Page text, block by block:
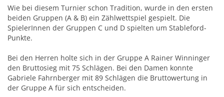
Wie bei diesem Turnier schon Tradition, wurde in den ersten
beiden Gruppen (A & B) ein Zählwettspiel gespielt. Die
SpielerInnen der Gruppen C und D spielten um Stableford-
Punkte.
Bei den Herren holte sich in der Gruppe A Rainer Winninger
den Bruttosieg mit 75 Schlägen. Bei den Damen konnte
Gabriele Fahrnberger mit 89 Schlägen die Bruttowertung in
der Gruppe A für sich entscheiden.